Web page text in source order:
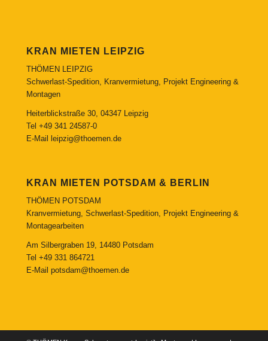
KRAN MIETEN LEIPZIG
THÖMEN LEIPZIG
Schwerlast-Spedition, Kranvermietung, Projekt Engineering &
Montagen
Heiterblickstraße 30, 04347 Leipzig
Tel +49 341 24587-0
E-Mail
leipzig@thoemen.de
KRAN MIETEN POTSDAM & BERLIN
THÖMEN POTSDAM
Kranvermietung, Schwerlast-Spedition, Projekt Engineering &
Montagearbeiten
Am Silbergraben 19, 14480 Potsdam
Tel +49 331 864721
E-Mail potsdam@thoemen.de